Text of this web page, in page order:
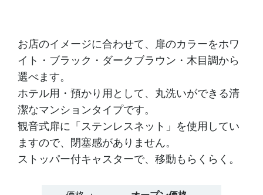
お店のイメージに合わせて、扉のカラーをホワ
イト・ブラック・ダークブラウン・木目調から
選べます。
ホテル用・預かり用として、丸洗いができる清
潔なマンションタイプです。
観音式扉に「ステンレスネット」を使用してい
ますので、閉塞感がありません。
ストッパー付キャスターで、移動もらくらく。